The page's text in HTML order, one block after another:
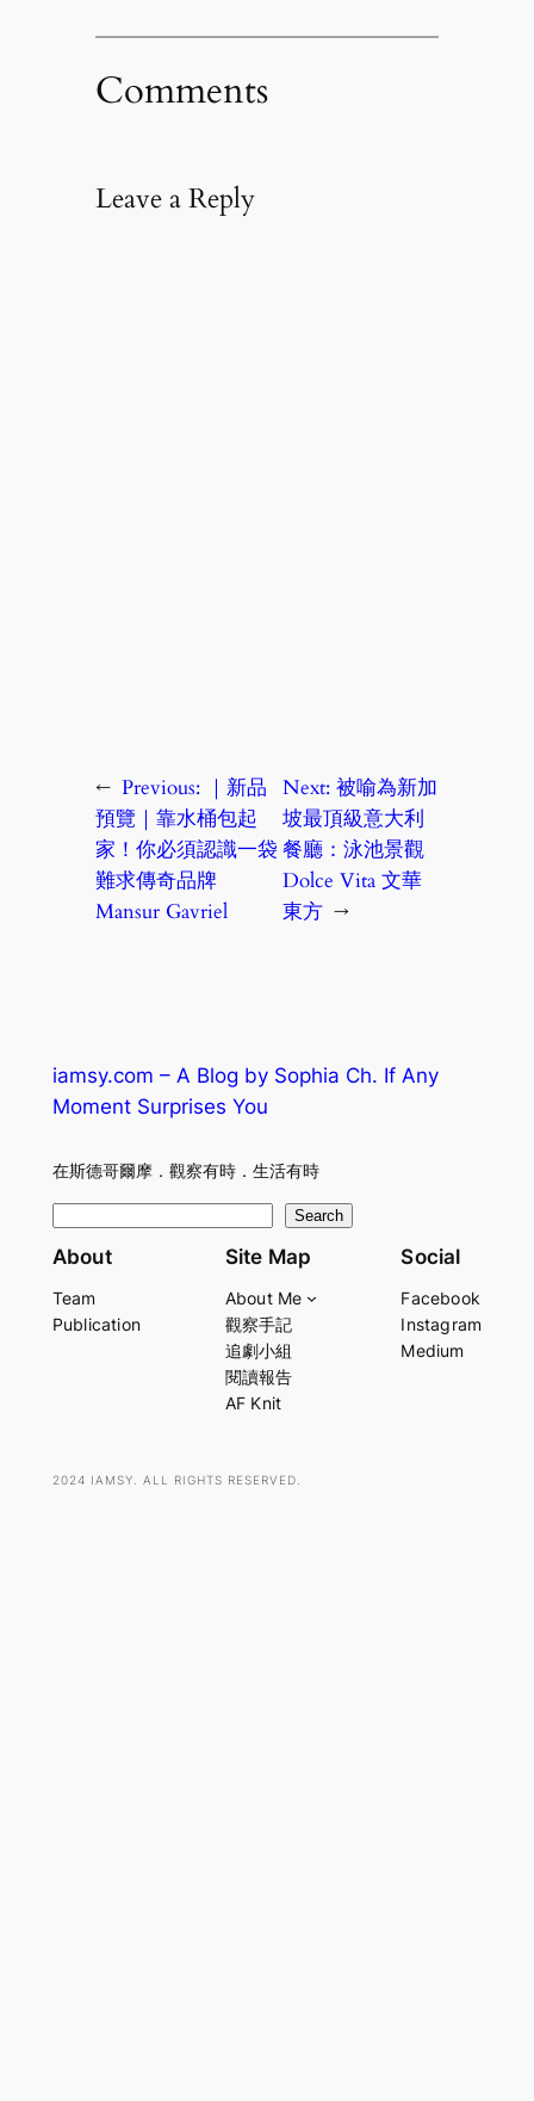
Comments
Leave a Reply
← Previous: ｜新品
預覽｜靠水桶包起
家！你必須認識一袋
難求傳奇品牌
Mansur Gavriel
Next: 被喻為新加
坡最頂級意大利
餐廳：泳池景觀
Dolce Vita 文華
東方 →
iamsy.com – A Blog by Sophia Ch. If Any
Moment Surprises You
在斯德哥爾摩．觀察有時．生活有時
e
r
Search
About
Team
Publication
Site Map
About Me
觀察手記
追劇小組
閱讀報告
AF Knit
Social
Facebook
Instagram
Medium
2024 IAMSY. ALL RIGHTS RESERVED.